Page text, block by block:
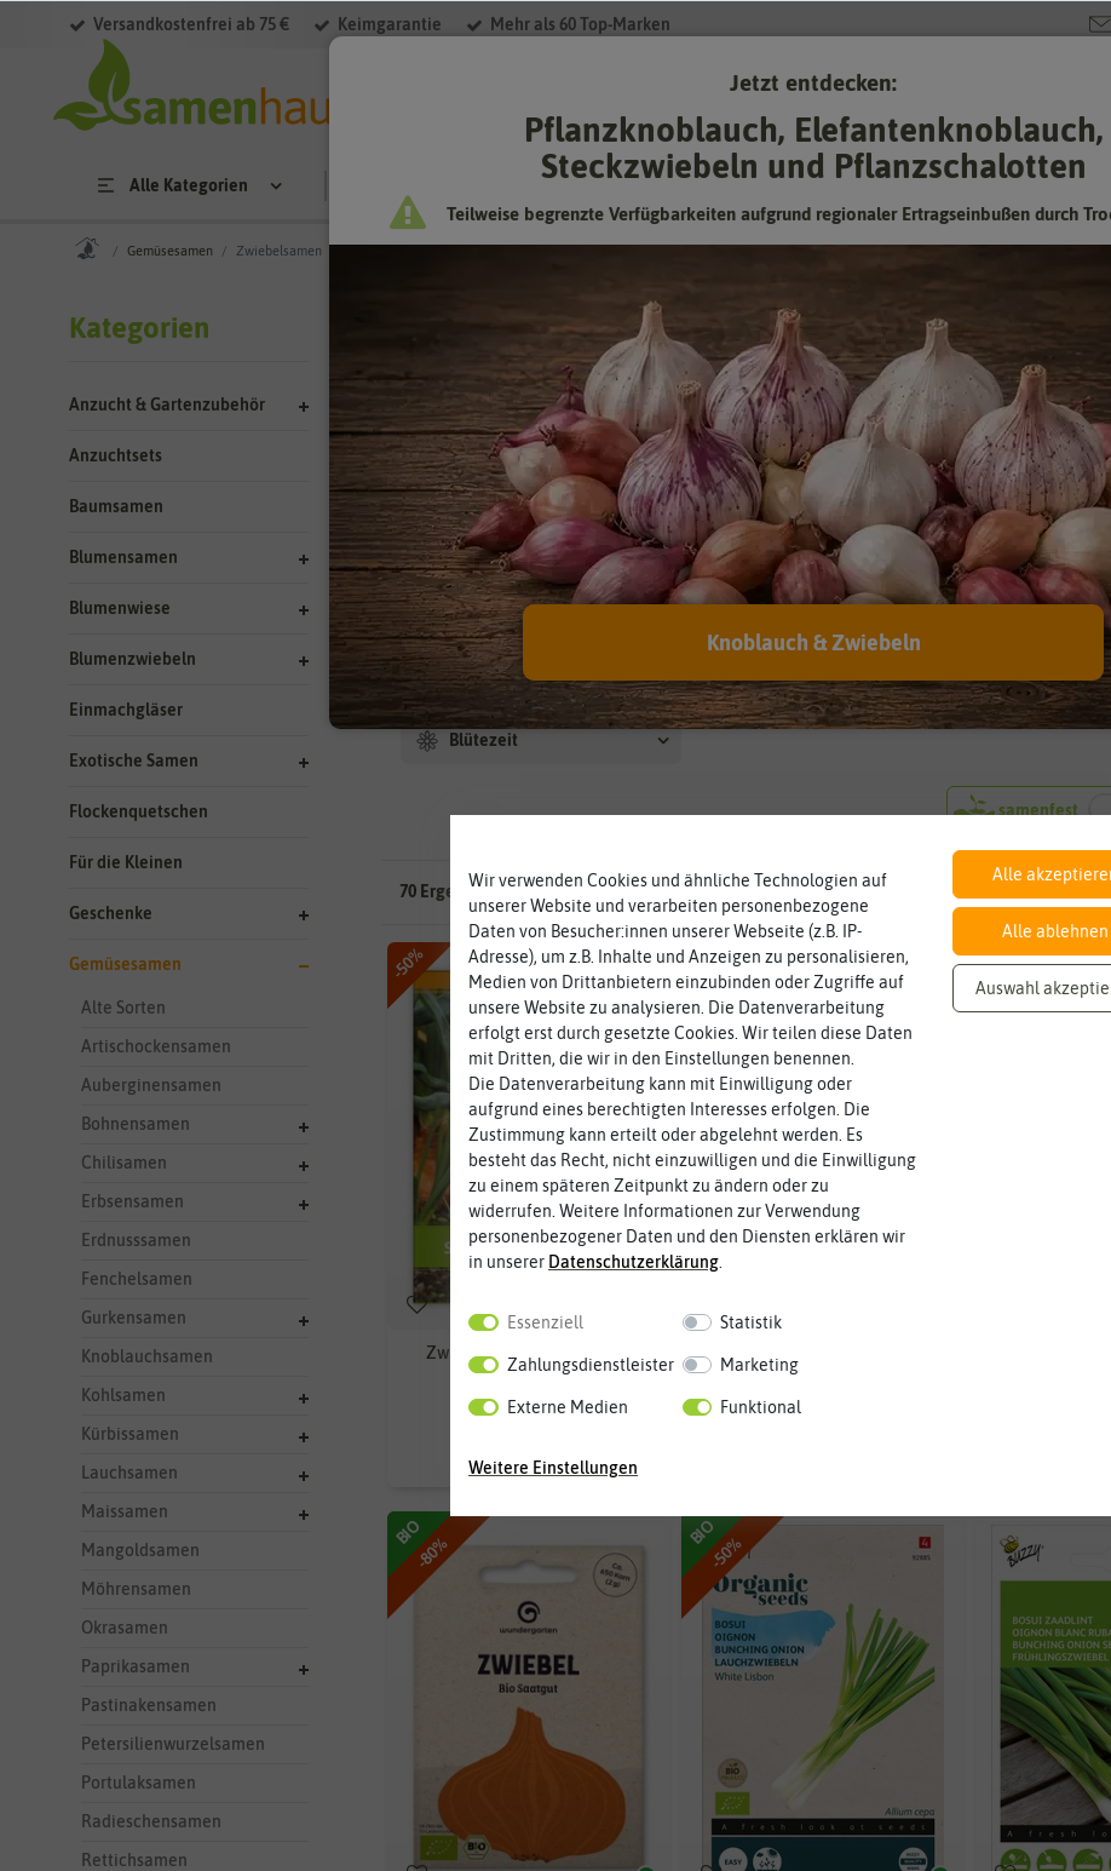
Versandkostenfrei ab 75 € Keimgarantie Mehr als 60 Top-Marken
Alle Kategorien
Gemüsesamen Zwiebelsamen
Kategorien
Anzucht & Gartenzubehör
Anzuchtsets
Baumsamen
Blumensamen
Blumenwiese
Blumenzwiebeln
Einmachgläser
Exotische Samen
Flockenquetschen
Für die Kleinen
Geschenke
Gemüsesamen
Alte Sorten
Artischockensamen
Auberginensamen
Bohnensamen
Chilisamen
Erbsensamen
Erdnusssamen
Fenchelsamen
Gurkensamen
Knoblauchsamen
Kohlsamen
Kürbissamen
Lauchsamen
Maissamen
Mangoldsamen
Möhrensamen
Okrasamen
Paprikasamen
Pastinakensamen
Petersilienwurzelsamen
Portulaksamen
Radieschensamen
Rettichsamen
Gemüsesamen - Zwiebelsamen
Zwiebelsamen
Fast jeder mag sie, die kleinen und großen, scharfen Zwiebeln, die es nicht nur zum Würzen
selber säen möchte, verzichtet auf Steckzwiebeln und greift zum Zwiebelsamen. Oft sind
es für Zwiebeln in verschiedenen Sorten. Das Angebot vom Samenhaus reicht von
Zwiebeln. Die Sortenvielfalt ist riesig.
Hersteller Preis
Aussaat Haus
Standortbedingungen Winterhart
Blütezeit
70 Ergebnissegefunden in Zwiebelsamen
-50%
Zwiebel Stuttgarter Riesen
-50%
BIO
BIO Zwiebel Stuttgarter Riesen
-50%
Saatgut
-80%
BIO
-50%
BIO
Filter
Wir verwenden Cookies und ähnliche Technologien auf
unserer Website und verarbeiten personenbezogene
Daten von Besucher:innen unserer Webseite (z.B. IP-
Adresse), um z.B. Inhalte und Anzeigen zu personalisieren,
Medien von Drittanbietern einzubinden oder Zugriffe auf
unsere Website zu analysieren. Die Datenverarbeitung
erfolgt erst durch gesetzte Cookies. Wir teilen diese Daten
mit Dritten, die wir in den Einstellungen benennen.
Die Datenverarbeitung kann mit Einwilligung oder
aufgrund eines berechtigten Interesses erfolgen. Die
Zustimmung kann erteilt oder abgelehnt werden. Es
besteht das Recht, nicht einzuwilligen und die Einwilligung
zu einem späteren Zeitpunkt zu ändern oder zu
widerrufen. Weitere Informationen zur Verwendung
personenbezogener Daten und den Diensten erklären wir
in unserer Daten­schutz­erklärung
Essenziell Statistik
Zahlungsdienstleister Marketing
Externe Medien Funktional
Weitere Einstellungen
Alle
Alle ablehnen
Auswahl
Jetzt entdecken:
Pflanzknoblauch, Elefantenknoblauch,
Steckzwiebeln und Pflanzschalotten
Teilweise begrenzte Verfügbarkeiten aufgrund regionaler Ertragseinbußen durch
Knoblauch & Zwiebeln